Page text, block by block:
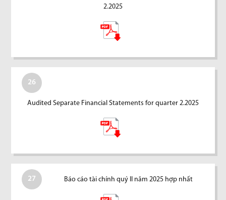
2.2025
26
Audited Separate Financial Statements for quarter 2.2025
27 Báo cáo tài chính quý II năm 2025 hợp nhất